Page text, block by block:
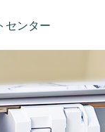
センター
ポート